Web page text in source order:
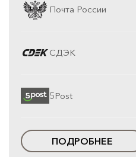
Почта России
СДЭК
5Post
ПОДРОБНЕЕ